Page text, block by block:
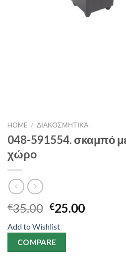
HOME / ΔΙΑΚΟΣΜΗΤΙΚΆ
048-591554. σκαμπό
χώρο
€35.00 €25.00
Add to Wishlist
COMPARE